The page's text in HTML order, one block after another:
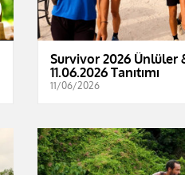
Survivor 2026 Ünlüler
11.06.2026 Tanıtımı
11/06/2026